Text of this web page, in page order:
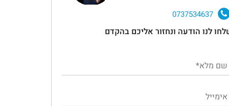
0737534637
לנו הודעה ונחזור אליכם בהקדם